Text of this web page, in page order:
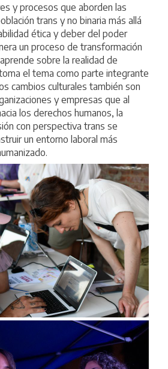
y procesos que aborden las
trans y no binaria más allá
ética y deber del poder
un proceso de transformación
sobre la realidad de
el tema como parte integrante
cambios culturales también son
y empresas que al
los derechos humanos, la
con perspectiva trans se
un entorno laboral más